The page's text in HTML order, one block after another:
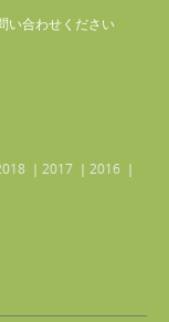
い合わせください
｜ 2017 ｜ 2016 ｜